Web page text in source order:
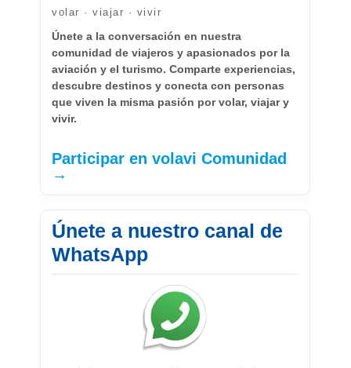
volar · viajar · vivir
Únete a la conversación en nuestra
comunidad de viajeros y apasionados por la
aviación y el turismo. Comparte experiencias,
descubre destinos y conecta con personas
que viven la misma pasión por volar, viajar y
vivir.
Participar en volavi Comunidad
→
Únete a nuestro canal de
WhatsApp